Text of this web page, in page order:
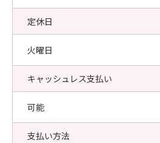
定休日
火曜日
キャッシュレス支払い
可能
支払い方法